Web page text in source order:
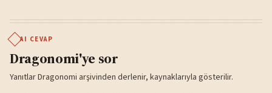
AI CEVAP
Dragonomi'ye sor
Yanıtlar Dragonomi arşivinden derlenir, kaynaklarıyla gösterilir.